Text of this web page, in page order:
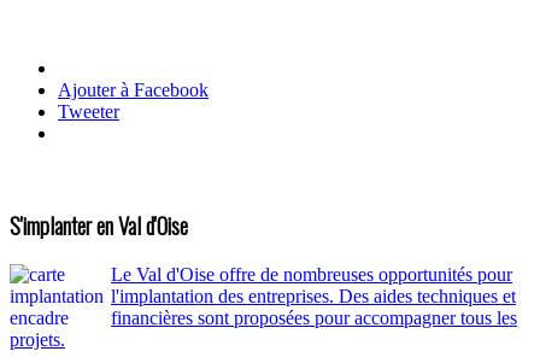
Ajouter à Facebook
Tweeter
S'implanter en Val d'Oise
Le Val d'Oise offre de nombreuses opportunités pour
l'implantation des entreprises. Des aides techniques et
financières sont proposées pour accompagner tous les
projets.